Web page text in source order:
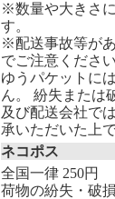
※数量や大きさ
す。
※配送事故等が
でご注意ください
ゆうパケットに
ん。 紛失または
及び配送会社で
承いただいた上
ネコポス
全国一律 250円
荷物の紛失・破